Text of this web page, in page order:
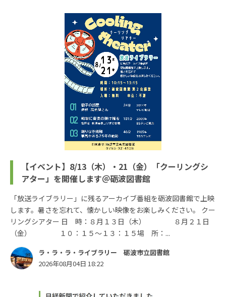
【イベント】8/13（木）・21（金）「クーリングシ
アター」を開催します＠砺波図書館
「放送ライブラリー」に残るアーカイブ番組を砺波図書館で上映
します。暑さを忘れて、懐かしい映像をお楽しみください。 クー
リングシアター 日 時：８月１３日（木） ８月２１日
（金） １０：１５～１３：１５場 所：...
ラ・ラ・ラ・ライブラリー 砺波市立図書館
2026年08月04日 18:22